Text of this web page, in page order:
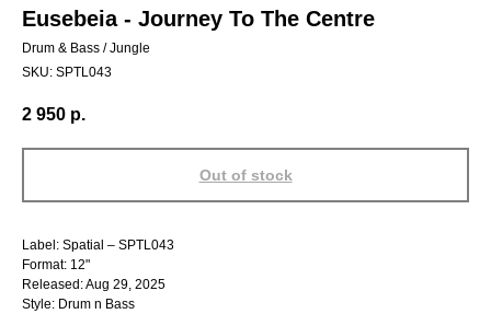
Eusebeia - Journey To The Centre
Drum & Bass / Jungle
SKU: SPTL043
2 950 р.
Out of stock
Label: Spatial – SPTL043
Format: 12"
Released: Aug 29, 2025
Style: Drum n Bass